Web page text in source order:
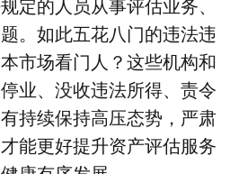
定的人员从事评估业务、
。如此五花八门的违法违
市场看门人？这些机构和
业、没收违法所得、责令
持续保持高压态势，严肃
能更好提升资产评估服务